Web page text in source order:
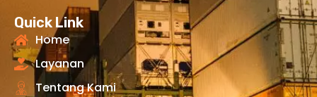
Quick Link
Home
Layanan
Tentang Kami